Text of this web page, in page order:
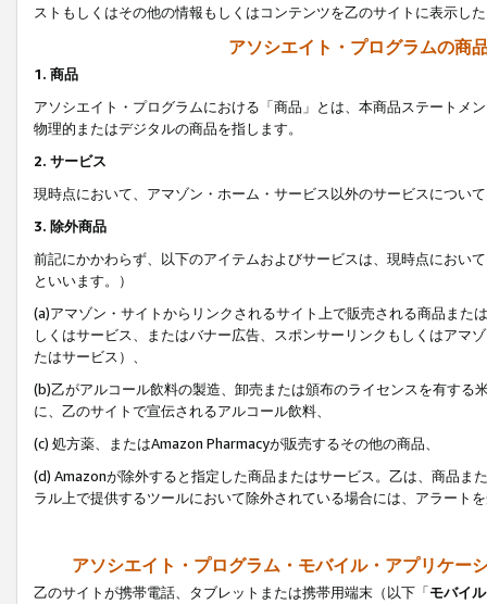
ストもしくはその他の情報もしくはコンテンツを乙のサイトに表示し
アソシエイト・プログラムの商
1. 商品
アソシエイト・プログラムにおける「商品」とは、本商品ステートメ
物理的またはデジタルの商品を指します。
2. サービス
現時点において、アマゾン・ホーム・サービス以外のサービスについ
3. 除外商品
前記にかかわらず、以下のアイテムおよびサービスは、現時点におい
といいます。）
(a)アマゾン・サイトからリンクされるサイト上で販売される商品ま
しくはサービス、またはバナー広告、スポンサーリンクもしくはアマ
たはサービス）、
(b)乙がアルコール飲料の製造、卸売または頒布のライセンスを有す
に、乙のサイトで宣伝されるアルコール飲料、
(c) 処方薬、またはAmazon Pharmacyが販売するその他の商品、
(d) Amazonが除外すると指定した商品またはサービス。乙は、商品ま
ラル上で提供するツールにおいて除外されている場合には、アラート
アソシエイト・プログラム・モバイル・アプリケー
乙のサイトが携帯電話、タブレットまたは携帯用端末（以下「モバイ